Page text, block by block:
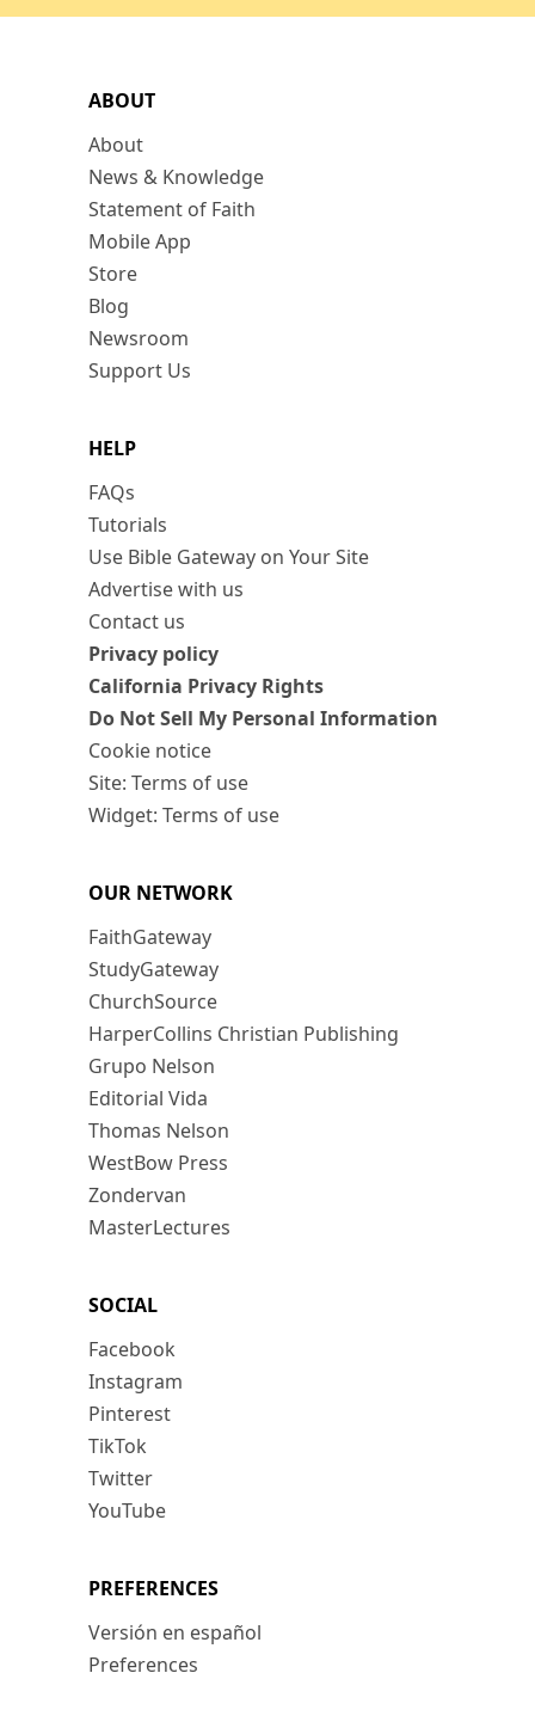
ABOUT
About
News & Knowledge
Statement of Faith
Mobile App
Store
Blog
Newsroom
Support Us
HELP
FAQs
Tutorials
Use Bible Gateway on Your Site
Advertise with us
Contact us
Privacy policy
California Privacy Rights
Do Not Sell My Personal Information
Cookie notice
Site: Terms of use
Widget: Terms of use
OUR NETWORK
FaithGateway
StudyGateway
ChurchSource
HarperCollins Christian Publishing
Grupo Nelson
Editorial Vida
Thomas Nelson
WestBow Press
Zondervan
MasterLectures
SOCIAL
Facebook
Instagram
Pinterest
TikTok
Twitter
YouTube
PREFERENCES
Versión en español
Preferences